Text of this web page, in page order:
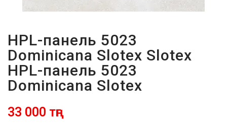
HPL-панель 5023
Dominicana Slotex Slotex
HPL-панель 5023
Dominicana Slotex
33 000 тңг